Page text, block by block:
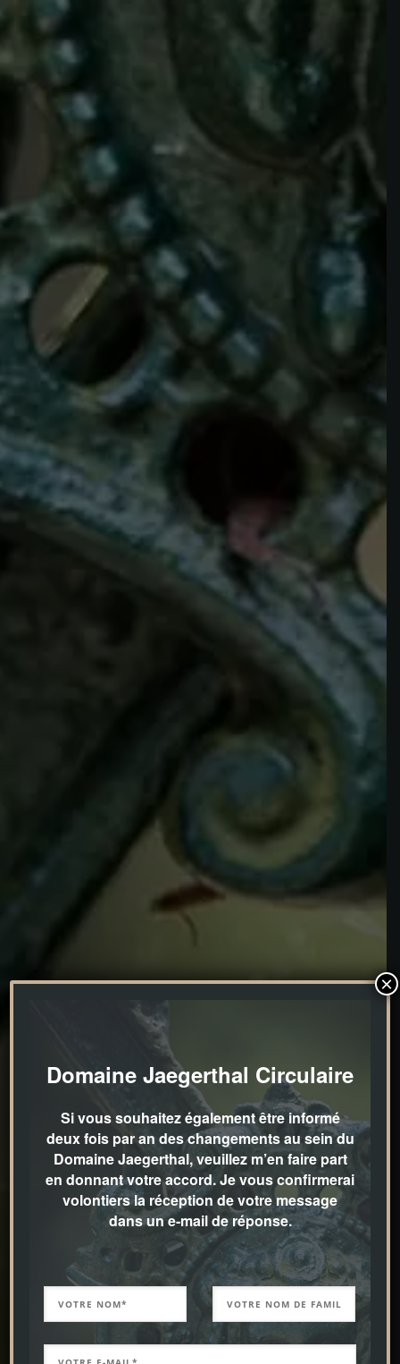
Domaine Jaegerthal Circulaire
Si vous souhaitez également être informé
deux fois par an des changements au sein du
Domaine Jaegerthal, veuillez m’en faire part
en donnant votre accord. Je vous confirmerai
volontiers la réception de votre message
dans un e-mail de réponse.
×